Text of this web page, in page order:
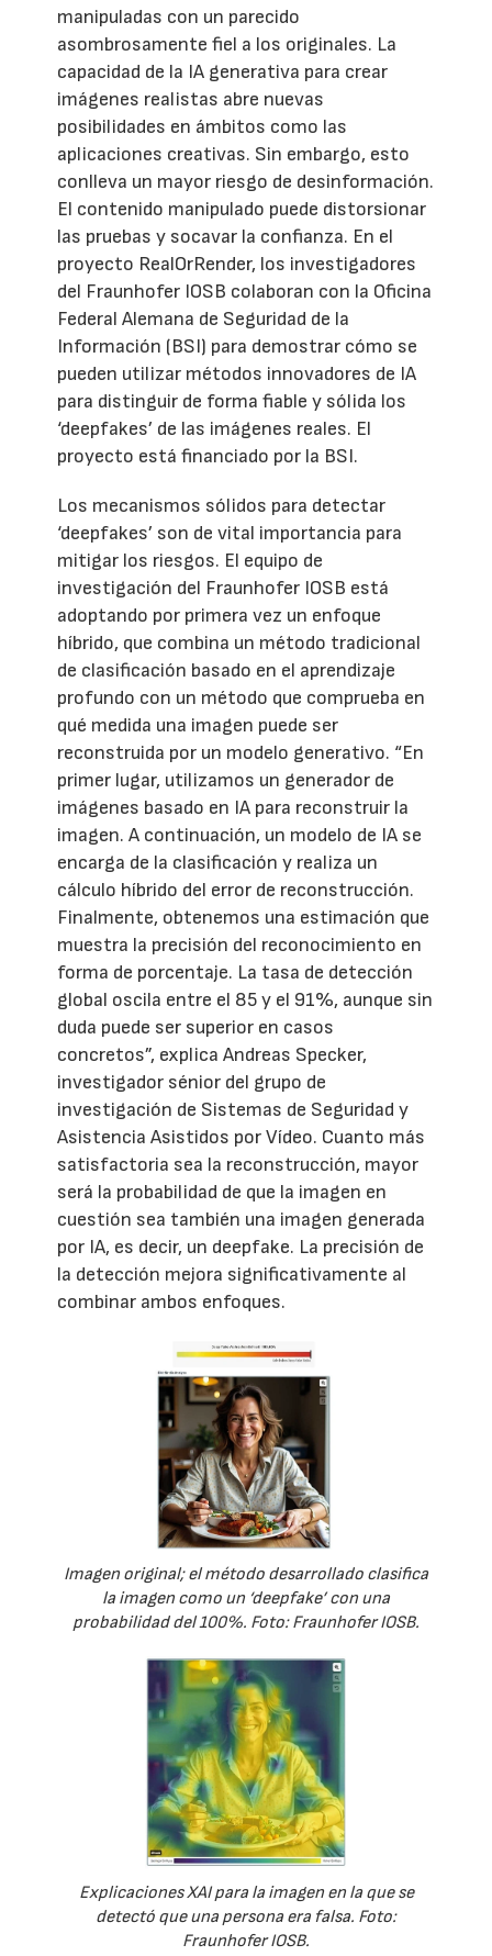
manipuladas con un parecido
asombrosamente fiel a los originales. La
capacidad de la IA generativa para crear
imágenes realistas abre nuevas
posibilidades en ámbitos como las
aplicaciones creativas. Sin embargo, esto
conlleva un mayor riesgo de desinformación.
El contenido manipulado puede distorsionar
las pruebas y socavar la confianza. En el
proyecto RealOrRender, los investigadores
del Fraunhofer IOSB colaboran con la Oficina
Federal Alemana de Seguridad de la
Información (BSI) para demostrar cómo se
pueden utilizar métodos innovadores de IA
para distinguir de forma fiable y sólida los
‘deepfakes’ de las imágenes reales. El
proyecto está financiado por la BSI.
Los mecanismos sólidos para detectar
‘deepfakes’ son de vital importancia para
mitigar los riesgos. El equipo de
investigación del Fraunhofer IOSB está
adoptando por primera vez un enfoque
híbrido, que combina un método tradicional
de clasificación basado en el aprendizaje
profundo con un método que comprueba en
qué medida una imagen puede ser
reconstruida por un modelo generativo. “En
primer lugar, utilizamos un generador de
imágenes basado en IA para reconstruir la
imagen. A continuación, un modelo de IA se
encarga de la clasificación y realiza un
cálculo híbrido del error de reconstrucción.
Finalmente, obtenemos una estimación que
muestra la precisión del reconocimiento en
forma de porcentaje. La tasa de detección
global oscila entre el 85 y el 91%, aunque sin
duda puede ser superior en casos
concretos”, explica Andreas Specker,
investigador sénior del grupo de
investigación de Sistemas de Seguridad y
Asistencia Asistidos por Vídeo. Cuanto más
satisfactoria sea la reconstrucción, mayor
será la probabilidad de que la imagen en
cuestión sea también una imagen generada
por IA, es decir, un deepfake. La precisión de
la detección mejora significativamente al
combinar ambos enfoques.
Imagen original; el método desarrollado clasifica
la imagen como un ‘deepfake’ con una
probabilidad del 100%. Foto: Fraunhofer IOSB.
Explicaciones XAI para la imagen en la que se
detectó que una persona era falsa. Foto:
Fraunhofer IOSB.